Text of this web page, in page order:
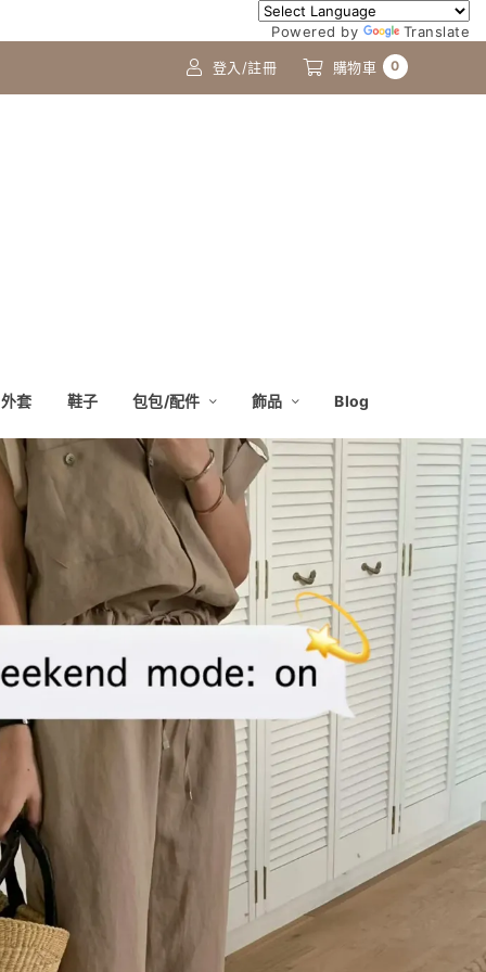
Powered by Translate
登入/註冊 購物車 0
外套 鞋子 包包/配件 飾品 Blog